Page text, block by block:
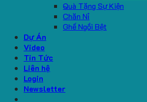
Quà Tặng Sự Kiện
Chăn Nỉ
Ghế Ngồi Bệt
Dự Án
Video
Tin Tức
Liên hệ
Login
Newsletter